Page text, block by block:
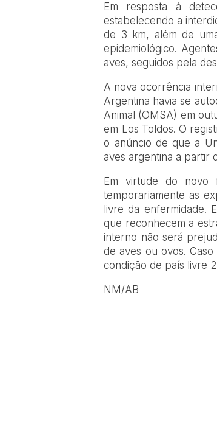
Em resposta à
estabelecendo a
de 3 km, além de
epidemiológico.
aves, seguidos pela
A nova ocorrência
Argentina havia se
Animal (OMSA) em
em Los Toldos. O
o anúncio de que a
aves argentina a partir
Em virtude do novo
temporariamente as
livre da enfermidade.
que reconhecem a
interno não será
de aves ou ovos.
condição de país livre
NM/AB